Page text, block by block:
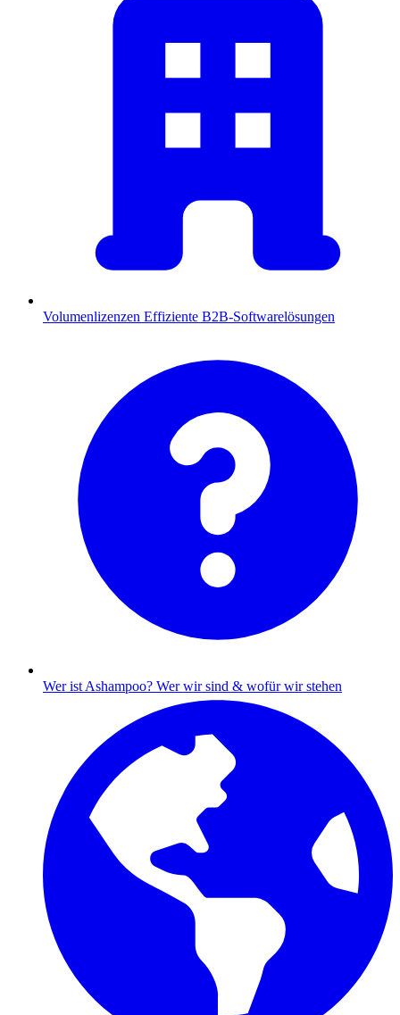
Volumenlizenzen Effiziente B2B-Softwarelösungen
Wer ist Ashampoo? Wer wir sind & wofür wir stehen